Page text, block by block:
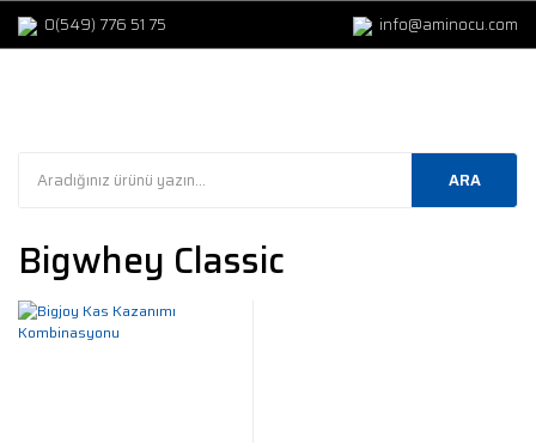
0(549) 776 51 75 info@aminocu.com
ARA
Bigwhey Classic